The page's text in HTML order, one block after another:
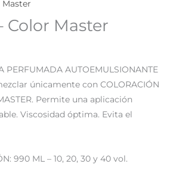
Master
Color Master
PERFUMADA AUTOEMULSIONANTE
únicamente con COLORACIÓN
Permite una aplicación
Viscosidad óptima. Evita el
990 ML – 10, 20, 30 y 40 vol.